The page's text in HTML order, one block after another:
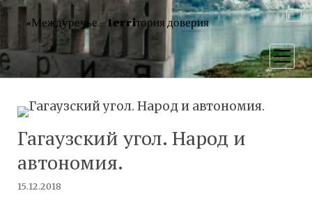
«Междуречье – terriтория доверия
меню
Гагаузский угол. Народ и
автономия.
15.12.2018